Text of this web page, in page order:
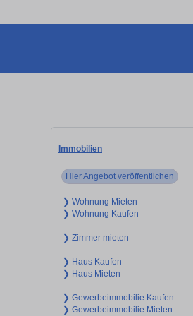
Immobilien
Hier Angebot veröffentlichen
❯ Wohnung Mieten
❯ Wohnung Kaufen
❯ Zimmer mieten
❯ Haus Kaufen
❯ Haus Mieten
❯ Gewerbeimmobilie Kaufen
❯ Gewerbeimmobilie Mieten